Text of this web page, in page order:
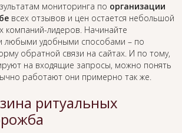
мониторинга по организации
всех отзывов и цен остается небольшой
компаний-лидеров. Начинайте
любыми удобными способами – по
обратной связи на сайтах. И по тому,
на входящие запросы, можно понять
работают они примерно так же.
ритуальных